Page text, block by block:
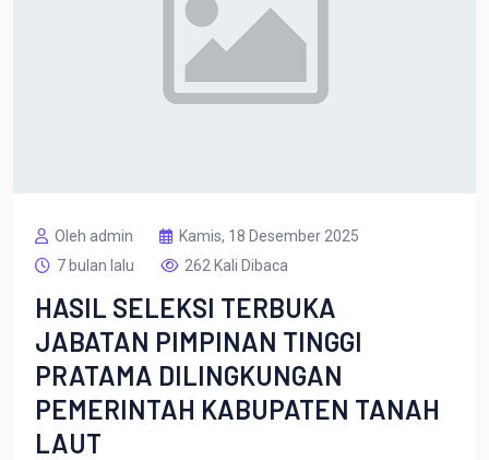
Oleh admin
Kamis, 18 Desember 2025
7 bulan lalu
262 Kali Dibaca
HASIL SELEKSI TERBUKA
JABATAN PIMPINAN TINGGI
PRATAMA DILINGKUNGAN
PEMERINTAH KABUPATEN TANAH
LAUT